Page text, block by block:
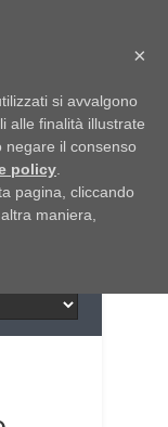
×
si avvalgono
alle finalità illustrate
negare il consenso
policy
pagina, cliccando
maniera,